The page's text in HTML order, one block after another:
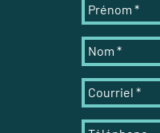
Prénom *
Nom *
Courriel *